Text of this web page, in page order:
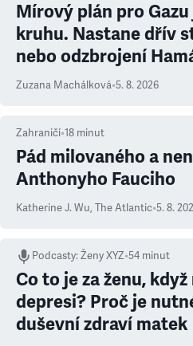
Mírový plán pro
kruhu. Nastane dřív
nebo odzbrojení
Zuzana Machálková•5. 8. 2026
Zahraničí•18 minut
Pád milovaného a
Anthonyho Fauciho
Katherine J. Wu, The Atlantic•5. 8.
Podcasty:Ženy XYZ•54 minut
Co to je za ženu,
depresi? Proč je
duševní zdraví matek